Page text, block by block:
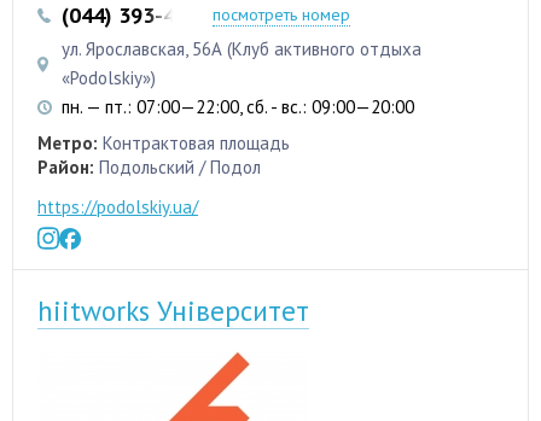
(044) 393-43-43 (044) 392-14-64
посмотреть номер
ул. Ярославская, 56А (Клуб активного отдыха
«Podolskiy»)
пн. — пт.: 07:00—22:00, сб. - вс.: 09:00—20:00
Метро: Контрактовая площадь
Район: Подольский / Подол
https://podolskiy.ua/
hiitworks Університет